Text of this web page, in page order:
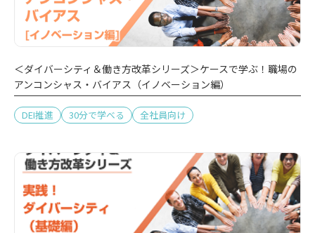
＜ダイバーシティ＆働き方改革シリーズ＞ケースで学ぶ！職場の
アンコンシャス・バイアス（イノベーション編）
DEI推進 30分で学べる 全社員向け